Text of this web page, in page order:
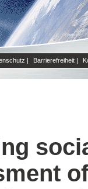
| Barrierefreiheit |